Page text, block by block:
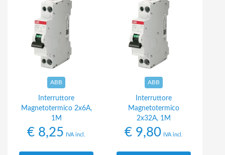
ABB
Interruttore
Magnetotermico 2x6A,
1M
€ 8,25 IVA incl.
ABB
Interruttore
Magnetotermico
2x32A, 1M
€ 9,80 IVA incl.